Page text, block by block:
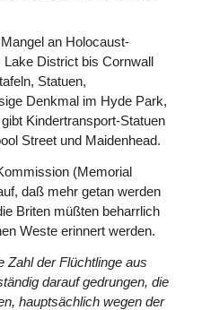
an Holocaust-
District bis Cornwall
Statuen,
Denkmal im Hyde Park,
Kindertransport-Statuen
Street und Maidenhead.
(Memorial
daß mehr getan werden
Briten müßten beharrlich
Weste erinnert werden.
Zahl der Flüchtlinge aus
darauf gedrungen, die
hauptsächlich wegen der